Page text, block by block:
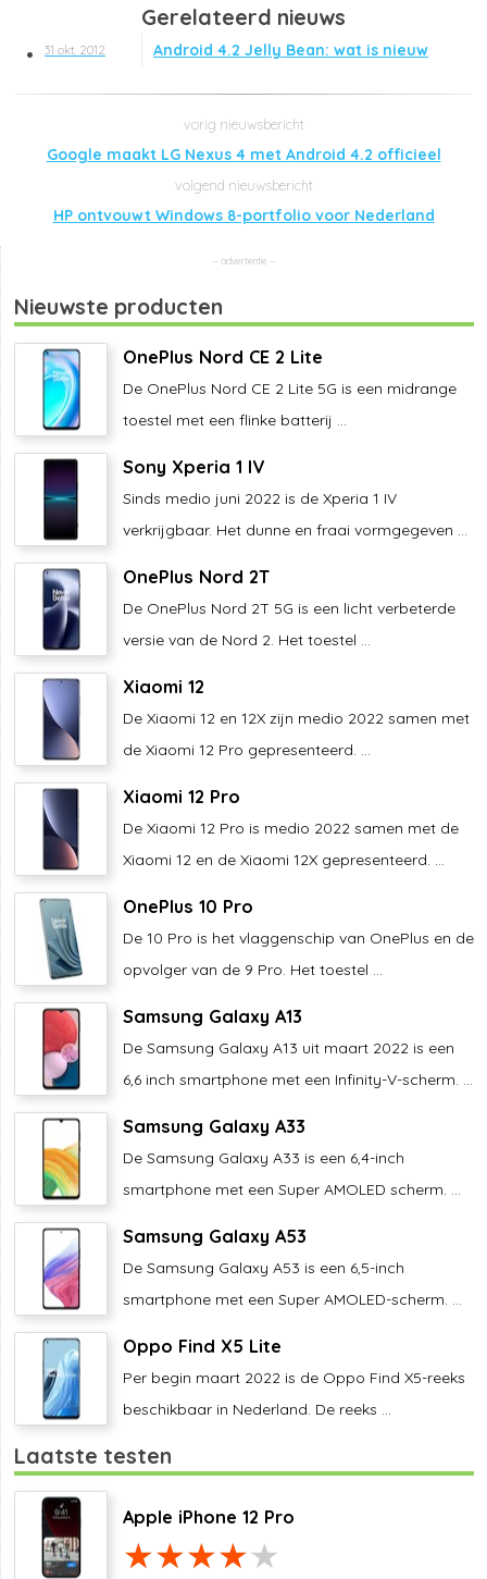
Gerelateerd nieuws
31 okt. 2012 Android 4.2 Jelly Bean: wat is nieuw
Google maakt LG Nexus 4 met Android 4.2 officieel
HP ontvouwt Windows 8-portfolio voor Nederland
Nieuwste producten
OnePlus Nord CE 2 Lite
De OnePlus Nord CE 2 Lite 5G is een midrange
toestel met een flinke batterij ...
Sony Xperia 1 IV
Sinds medio juni 2022 is de Xperia 1 IV
verkrijgbaar. Het dunne en fraai vormgegeven ...
OnePlus Nord 2T
De OnePlus Nord 2T 5G is een licht verbeterde
versie van de Nord 2. Het toestel ...
Xiaomi 12
De Xiaomi 12 en 12X zijn medio 2022 samen met
de Xiaomi 12 Pro gepresenteerd. ...
Xiaomi 12 Pro
De Xiaomi 12 Pro is medio 2022 samen met de
Xiaomi 12 en de Xiaomi 12X gepresenteerd. ...
OnePlus 10 Pro
De 10 Pro is het vlaggenschip van OnePlus en de
opvolger van de 9 Pro. Het toestel ...
Samsung Galaxy A13
De Samsung Galaxy A13 uit maart 2022 is een
6,6 inch smartphone met een Infinity-V-scherm. ...
Samsung Galaxy A33
De Samsung Galaxy A33 is een 6,4-inch
smartphone met een Super AMOLED scherm. ...
Samsung Galaxy A53
De Samsung Galaxy A53 is een 6,5-inch
smartphone met een Super AMOLED-scherm. ...
Oppo Find X5 Lite
Per begin maart 2022 is de Oppo Find X5-reeks
beschikbaar in Nederland. De reeks ...
Laatste testen
Apple iPhone 12 Pro